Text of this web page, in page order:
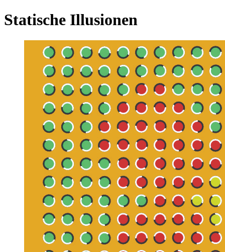
Statische Illusionen